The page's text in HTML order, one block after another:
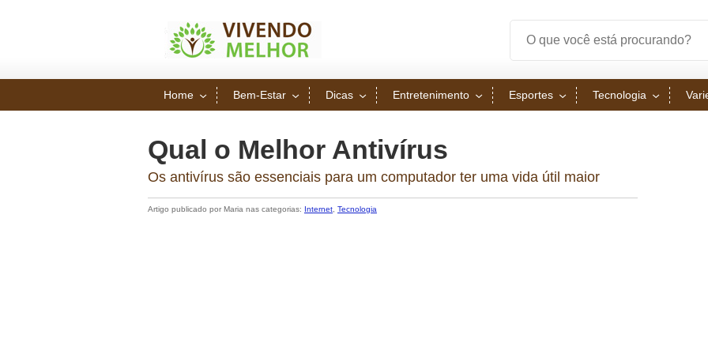
Home Bem-Estar Dicas Entretenimento Esportes Tecnologia
Qual o Melhor Antivírus
Os antivírus são essenciais para um computador ter uma vida útil maior
Artigo publicado por Maria nas categorias: Internet Tecnologia